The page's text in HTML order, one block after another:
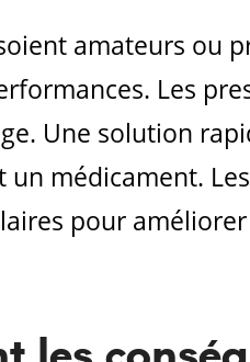
amateurs ou
Les
Une solution
médicament.
pour